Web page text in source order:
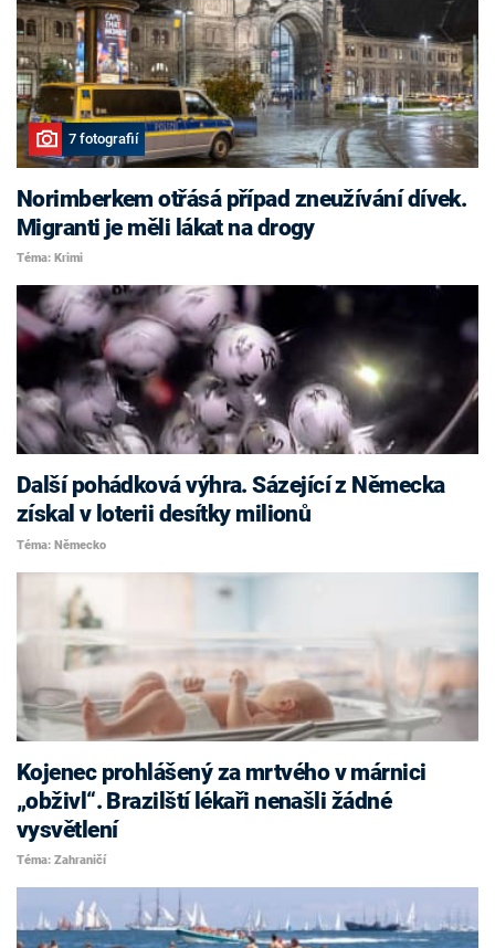
7 fotografií
Norimberkem otřásá případ zneužívání dívek.
Migranti je měli lákat na drogy
Téma: Krimi
Další pohádková výhra. Sázející z Německa
získal v loterii desítky milionů
Téma: Německo
Kojenec prohlášený za mrtvého v márnici
„obživl“. Brazilští lékaři nenašli žádné
vysvětlení
Téma: Zahraničí